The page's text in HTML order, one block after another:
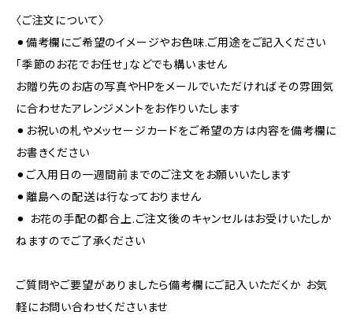
〈ご注文について〉
⚫︎備考欄にご希望のイメージやお色味.ご用途をご記入ください
「季節のお花でお任せ」などでも構いません
お贈り先のお店の写真やHPをメールでいただければその雰囲気
に合わせたアレンジメントをお作りいたします
⚫︎お祝いの札やメッセージカードをご希望の方は内容を備考欄に
お書きください
⚫︎ご入用日の一週間前までのご注文をお願いいたします
⚫︎離島への配送は行なっておりません
⚫︎ お花の手配の都合上.ご注文後のキャンセルはお受けいたしか
ねますのでご了承ください
ご質問やご要望がありましたら備考欄にご記入いただくか お気
軽にお問い合わせくださいませ